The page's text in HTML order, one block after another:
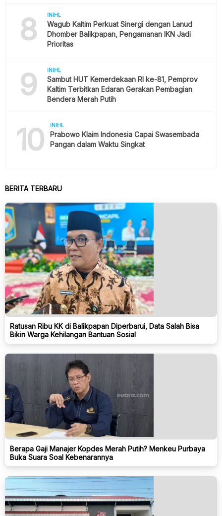
8 INIHL
Wagub Kaltim Perkuat Sinergi dengan Lanud
Dhomber Balikpapan, Pengamanan IKN Jadi
Prioritas
9 INIHL
Sambut HUT Kemerdekaan RI ke-81, Pemprov
Kaltim Terbitkan Edaran Gerakan Pembagian
Bendera Merah Putih
10 INIHL
Prabowo Klaim Indonesia Capai Swasembada
Pangan dalam Waktu Singkat
BERITA TERBARU
Ratusan Ribu KK di Balikpapan Diperbarui, Data Salah Bisa
Bikin Warga Kehilangan Bantuan Sosial
Berapa Gaji Manajer Kopdes Merah Putih? Menkeu Purbaya
Buka Suara Soal Kebenarannya